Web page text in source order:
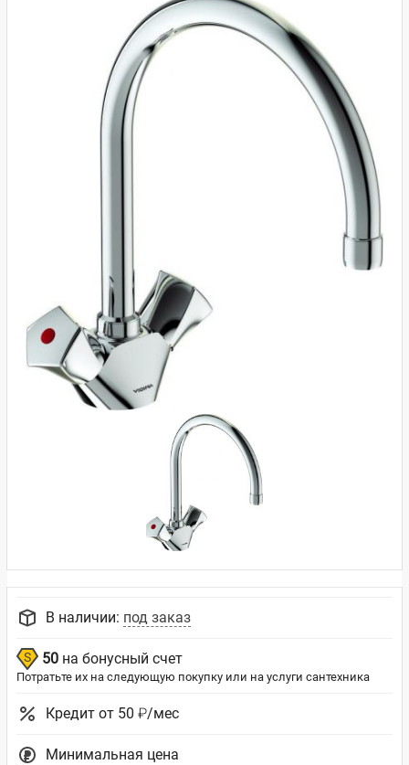
В наличии: под заказ
50 на бонусный счет
Потратьте их на следующую покупку или на услуги сантехника
Кредит от 50 ₽/мес
Минимальная цена